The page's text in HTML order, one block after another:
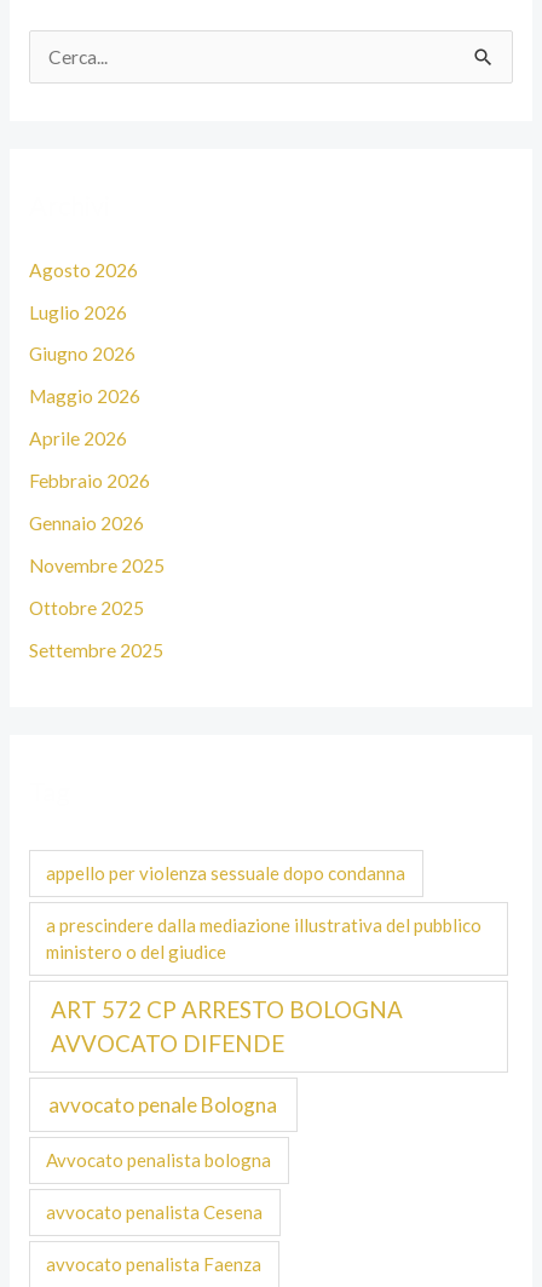
Agosto 2026
Luglio 2026
Giugno 2026
Maggio 2026
Aprile 2026
Febbraio 2026
Gennaio 2026
Novembre 2025
Ottobre 2025
Settembre 2025
appello per violenza sessuale dopo condanna
a prescindere dalla mediazione illustrativa del pubblico
ministero o del giudice
ART 572 CP ARRESTO BOLOGNA
AVVOCATO DIFENDE
avvocato penale Bologna
Avvocato penalista bologna
avvocato penalista Cesena
avvocato penalista Faenza